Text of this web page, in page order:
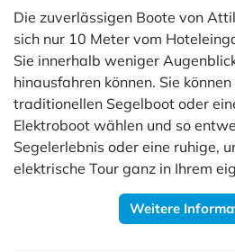
Die zuverlässigen Boote von
sich nur 10 Meter vom
Sie innerhalb weniger
hinausfahren können. Sie
traditionellen Segelboot oder
Elektroboot wählen und so
Segelerlebnis oder eine ruhige,
elektrische Tour ganz in Ihrem
Weitere